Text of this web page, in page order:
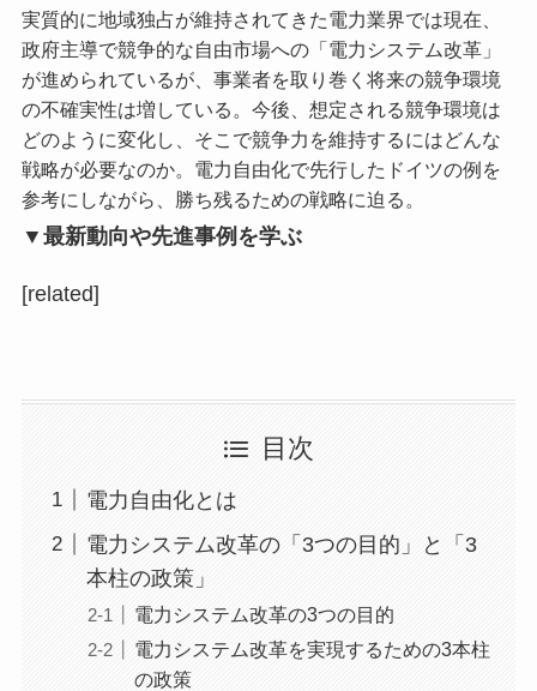
実質的に地域独占が維持されてきた電力業界では現在、
政府主導で競争的な自由市場への「電力システム改革」
が進められているが、事業者を取り巻く将来の競争環境
の不確実性は増している。今後、想定される競争環境は
どのように変化し、そこで競争力を維持するにはどんな
戦略が必要なのか。電力自由化で先行したドイツの例を
参考にしながら、勝ち残るための戦略に迫る。
▼最新動向や先進事例を学ぶ
[related]
目次
電力自由化とは
電力システム改革の「3つの目的」と「3
本柱の政策」
電力システム改革の3つの目的
電力システム改革を実現するための3本柱
の政策